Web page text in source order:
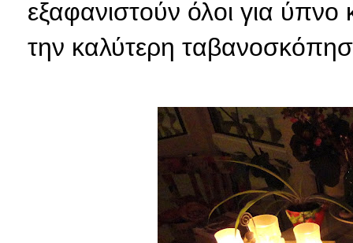
εξαφανιστούν όλοι για
την καλύτερη